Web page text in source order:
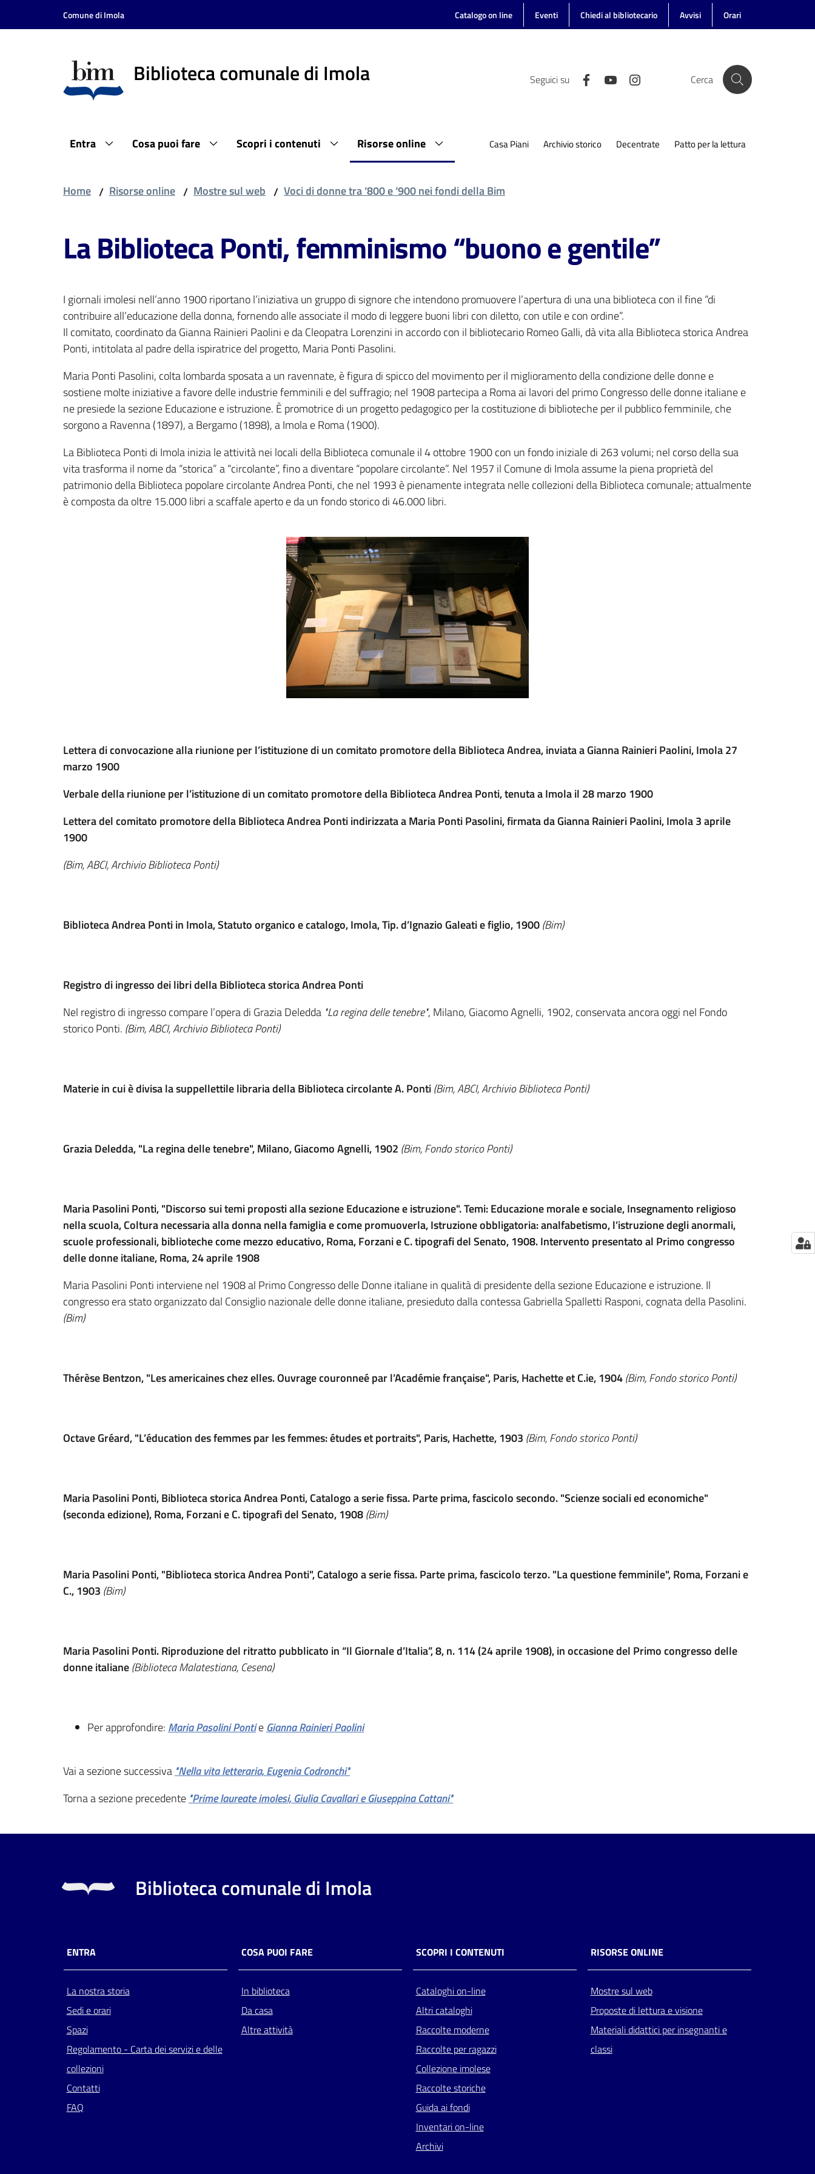
Vai al contenuto
Vai alla navigazione
Comune di Imola Catalogo on line Eventi Chiedi al bibliotecario Avvisi Orari
Biblioteca comunale di Imola Seguici su Cerca
Entra Cosa puoi fare Scopri i contenuti Risorse online Casa Piani Archivio storico Decentrate Patto per la lettura
Home / Risorse online / Mostre sul web / Voci di donne tra ‘800 e ‘900 nei fondi della Bim
La Biblioteca Ponti, femminismo “buono e gentile”
I giornali imolesi nell’anno 1900 riportano l’iniziativa un gruppo di signore che intendono promuovere l’apertura di una una biblioteca con il fine “di
contribuire all’educazione della donna, fornendo alle associate il modo di leggere buoni libri con diletto, con utile e con ordine”.
Il comitato, coordinato da Gianna Rainieri Paolini e da Cleopatra Lorenzini in accordo con il bibliotecario Romeo Galli, dà vita alla Biblioteca storica Andrea
Ponti, intitolata al padre della ispiratrice del progetto, Maria Ponti Pasolini.
Maria Ponti Pasolini, colta lombarda sposata a un ravennate, è figura di spicco del movimento per il miglioramento della condizione delle donne e
sostiene molte iniziative a favore delle industrie femminili e del suffragio; nel 1908 partecipa a Roma ai lavori del primo Congresso delle donne italiane e
ne presiede la sezione Educazione e istruzione. È promotrice di un progetto pedagogico per la costituzione di biblioteche per il pubblico femminile, che
sorgono a Ravenna (1897), a Bergamo (1898), a Imola e Roma (1900).
La Biblioteca Ponti di Imola inizia le attività nei locali della Biblioteca comunale il 4 ottobre 1900 con un fondo iniziale di 263 volumi; nel corso della sua
vita trasforma il nome da “storica” a “circolante”, fino a diventare “popolare circolante”. Nel 1957 il Comune di Imola assume la piena proprietà del
patrimonio della Biblioteca popolare circolante Andrea Ponti, che nel 1993 è pienamente integrata nelle collezioni della Biblioteca comunale; attualmente
è composta da oltre 15.000 libri a scaffale aperto e da un fondo storico di 46.000 libri.
Lettera di convocazione alla riunione per l’istituzione di un comitato promotore della Biblioteca Andrea, inviata a Gianna Rainieri Paolini, Imola 27
marzo 1900
Verbale della riunione per l’istituzione di un comitato promotore della Biblioteca Andrea Ponti, tenuta a Imola il 28 marzo 1900
Lettera del comitato promotore della Biblioteca Andrea Ponti indirizzata a Maria Ponti Pasolini, firmata da Gianna Rainieri Paolini, Imola 3 aprile
1900
(Bim, ABCI, Archivio Biblioteca Ponti)
Biblioteca Andrea Ponti in Imola, Statuto organico e catalogo, Imola, Tip. d’Ignazio Galeati e figlio, 1900(Bim)
Registro di ingresso dei libri della Biblioteca storica Andrea Ponti
Nel registro di ingresso compare l’opera di Grazia Deledda "La regina delle tenebre", Milano, Giacomo Agnelli, 1902, conservata ancora oggi nel Fondo
storico Ponti. (Bim, ABCI, Archivio Biblioteca Ponti)
Materie in cui è divisa la suppellettile libraria della Biblioteca circolante A. Ponti(Bim, ABCI, Archivio Biblioteca Ponti)
Grazia Deledda, "La regina delle tenebre", Milano, Giacomo Agnelli, 1902 (Bim, Fondo storico Ponti)
Maria Pasolini Ponti, "Discorso sui temi proposti alla sezione Educazione e istruzione". Temi: Educazione morale e sociale, Insegnamento religioso
nella scuola, Coltura necessaria alla donna nella famiglia e come promuoverla, Istruzione obbligatoria: analfabetismo, l’istruzione degli anormali,
scuole professionali, biblioteche come mezzo educativo, Roma, Forzani e C. tipografi del Senato, 1908. Intervento presentato al Primo congresso
delle donne italiane, Roma, 24 aprile 1908
Maria Pasolini Ponti interviene nel 1908 al Primo Congresso delle Donne italiane in qualità di presidente della sezione Educazione e istruzione. Il
congresso era stato organizzato dal Consiglio nazionale delle donne italiane, presieduto dalla contessa Gabriella Spalletti Rasponi, cognata della Pasolini.
(Bim)
Thérèse Bentzon, "Les americaines chez elles. Ouvrage couronneé par l’Académie française", Paris, Hachette et C.ie, 1904(Bim, Fondo storico Ponti)
Octave Gréard, "L’éducation des femmes par les femmes: études et portraits", Paris, Hachette, 1903 (Bim, Fondo storico Ponti)
Maria Pasolini Ponti, Biblioteca storica Andrea Ponti, Catalogo a serie fissa. Parte prima, fascicolo secondo. "Scienze sociali ed economiche"
(seconda edizione), Roma, Forzani e C. tipografi del Senato, 1908(Bim)
Maria Pasolini Ponti, "Biblioteca storica Andrea Ponti", Catalogo a serie fissa. Parte prima, fascicolo terzo. "La questione femminile", Roma, Forzani e
C., 1903 (Bim)
Maria Pasolini Ponti. Riproduzione del ritratto pubblicato in “Il Giornale d’Italia”, 8, n. 114 (24 aprile 1908), in occasione del Primo congresso delle
donne italiane(Biblioteca Malatestiana, Cesena)
Per approfondire: Maria Pasolini Pontie Gianna Rainieri Paolini
Vai a sezione successiva "Nella vita letteraria, Eugenia Codronchi"
Torna a sezione precedente "Prime laureate imolesi, Giulia Cavallari e Giuseppina Cattani"
Biblioteca comunale di Imola
ENTRA
La nostra storia
Sedi e orari
Spazi
Regolamento - Carta dei servizi e delle
collezioni
Contatti
FAQ
COSA PUOI FARE
In biblioteca
Da casa
Altre attività
SCOPRI I CONTENUTI
Cataloghi on-line
Altri cataloghi
Raccolte moderne
Raccolte per ragazzi
Collezione imolese
Raccolte storiche
Guida ai fondi
Inventari on-line
Archivi
RISORSE ONLINE
Mostre sul web
Proposte di lettura e visione
Materiali didattici per insegnanti e
classi